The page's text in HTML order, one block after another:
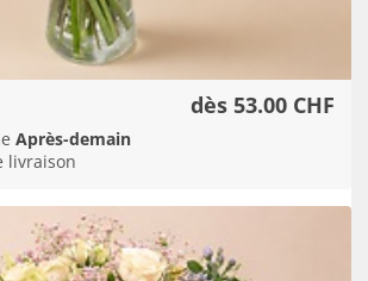
dès 53.00 CHF
Après-demain
livraison